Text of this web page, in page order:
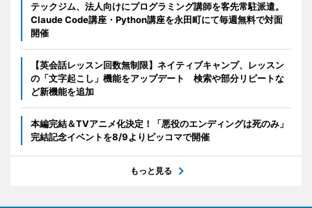
テックジム、法人向けにプログラミング講師を客先常駐派遣。
Claude Code講座・Python講座を永田町にて毎週無料で対面
開催
【英会話レッスン回数無制限】ネイティブキャンプ、レッスン
の「文字起こし」機能をアップデート 検索や部分リピートな
ど新機能を追加
本編完結＆TVアニメ化決定！「悪役のエンディングは死のみ」
完結記念イベントを8/9よりピッコマで開催
もっと見る